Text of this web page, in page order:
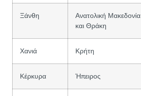
Ξάνθη
Ανατολική Μακεδονία
και Θράκη
Χανιά Κρήτη
Κέρκυρα Ήπειρος